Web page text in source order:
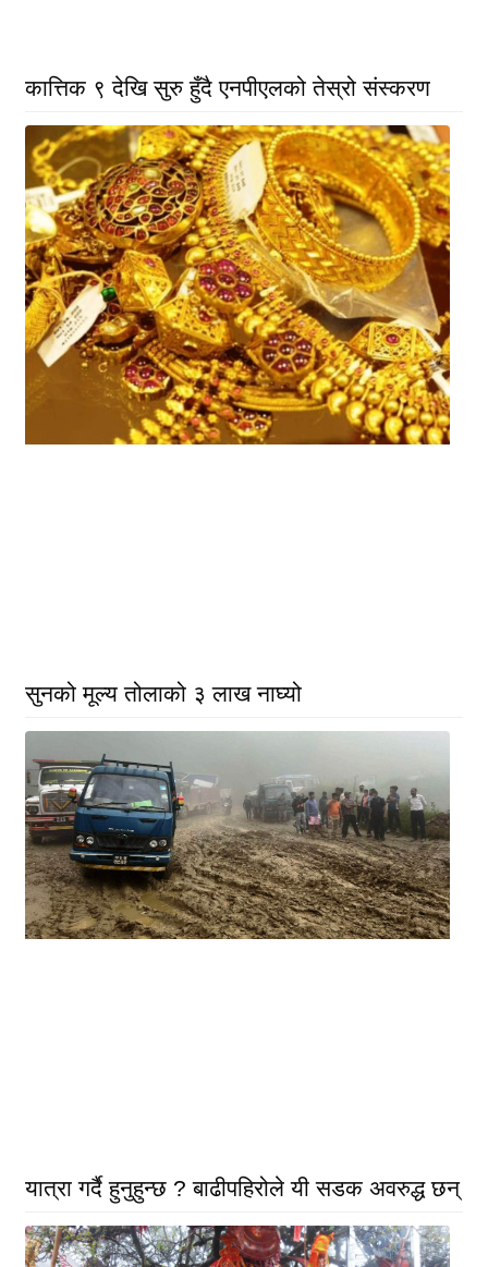
कात्तिक ९ देखि सुरु हुँदै एनपीएलको तेस्रो संस्करण
सुनको मूल्य तोलाको ३ लाख नाघ्यो
यात्रा गर्दै हुनुहुन्छ ? बाढीपहिरोले यी सडक अवरुद्ध छन्